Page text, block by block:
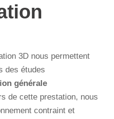
3D nous permettent
des études
générale
de cette prestation, nous
contraint et